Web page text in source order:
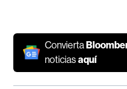
Convierta
noticiasaquí